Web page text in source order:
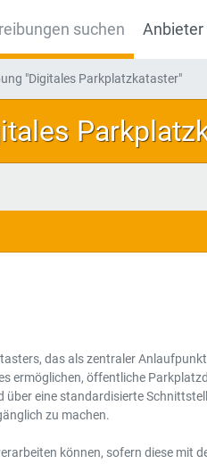
suchen Anbieter
"Digitales Parkplatzkataster"
das als zentraler
ermöglichen, öffentliche
über eine standardisierte
zu machen.
können, sofern diese mit